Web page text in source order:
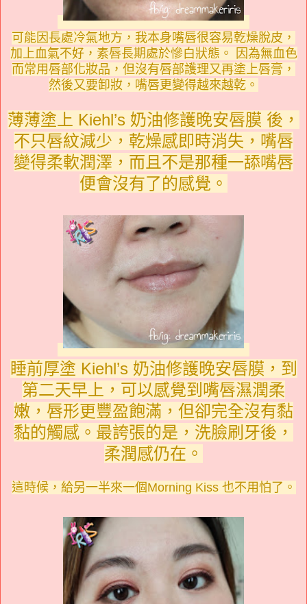
可能因長處冷氣地方，我本身嘴唇很容易乾燥脫皮，
加上血氣不好，素唇長期處於慘白狀態。 因為無血色
而常用唇部化妝品，但沒有唇部護理又再塗上唇膏，
然後又要卸妝，嘴唇更變得越來越乾。
薄薄塗上 Kiehl’s 奶油修護晚安唇膜 後，
不只唇紋減少，乾燥感即時消失，嘴唇
變得柔軟潤澤，而且不是那種一舔嘴唇
便會沒有了的感覺。
睡前厚塗 Kiehl’s 奶油修護晚安唇膜，到
第二天早上，可以感覺到嘴唇濕潤柔
嫩，唇形更豐盈飽滿，但卻完全沒有黏
黏的觸感。最誇張的是，洗臉刷牙後，
柔潤感仍在。
這時候，給另一半來一個Morning Kiss 也不用怕了。